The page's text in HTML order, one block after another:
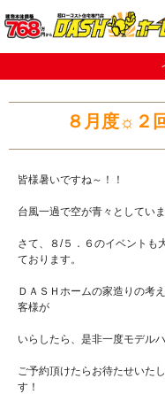
超ローコスト住宅専門店
８月度☼２
皆様暑いですね～！！
台風一過で空が青々としていま
さて、８/５．６のイベントも
ております。
ＤＡＳＨホームの家造りの考
客様が
いらしたら、是非一度モデル
ご予約頂けたらお待たせいた
す！